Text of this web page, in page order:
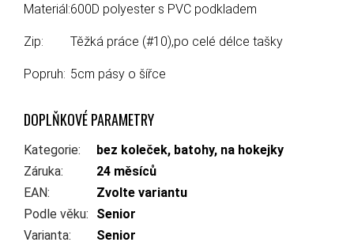
Materiál:600D polyester s PVC podkladem
Zip: Těžká práce (#10),po celé délce tašky
Popruh: 5cm pásy o šířce
DOPLŇKOVÉ PARAMETRY
Kategorie:
bez koleček, batohy, na hokejky
Záruka:
24 měsíců
EAN:
Zvolte variantu
Podle věku:
Senior
Varianta:
Senior